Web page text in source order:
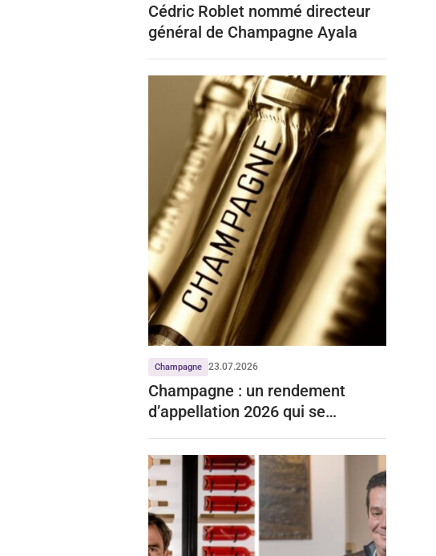
Cédric Roblet nommé directeur
général de Champagne Ayala
Champagne 23.07.2026
Champagne : un rendement
d’appellation 2026 qui se